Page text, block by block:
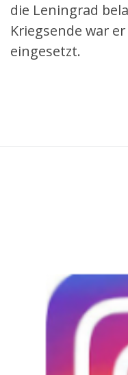
die Leningrad
Kriegsende war
eingesetzt.